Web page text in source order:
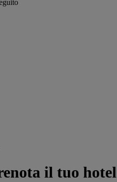
il tuo hotel